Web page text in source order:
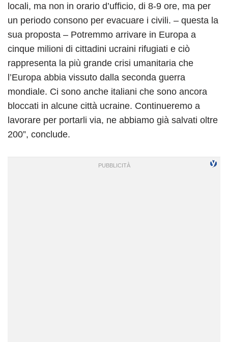
locali, ma non in orario d’ufficio, di 8-9 ore, ma per
un periodo consono per evacuare i civili. – questa la
sua proposta – Potremmo arrivare in Europa a
cinque milioni di cittadini ucraini rifugiati e ciò
rappresenta la più grande crisi umanitaria che
l’Europa abbia vissuto dalla seconda guerra
mondiale. Ci sono anche italiani che sono ancora
bloccati in alcune città ucraine. Continueremo a
lavorare per portarli via, ne abbiamo già salvati oltre
200”, conclude.